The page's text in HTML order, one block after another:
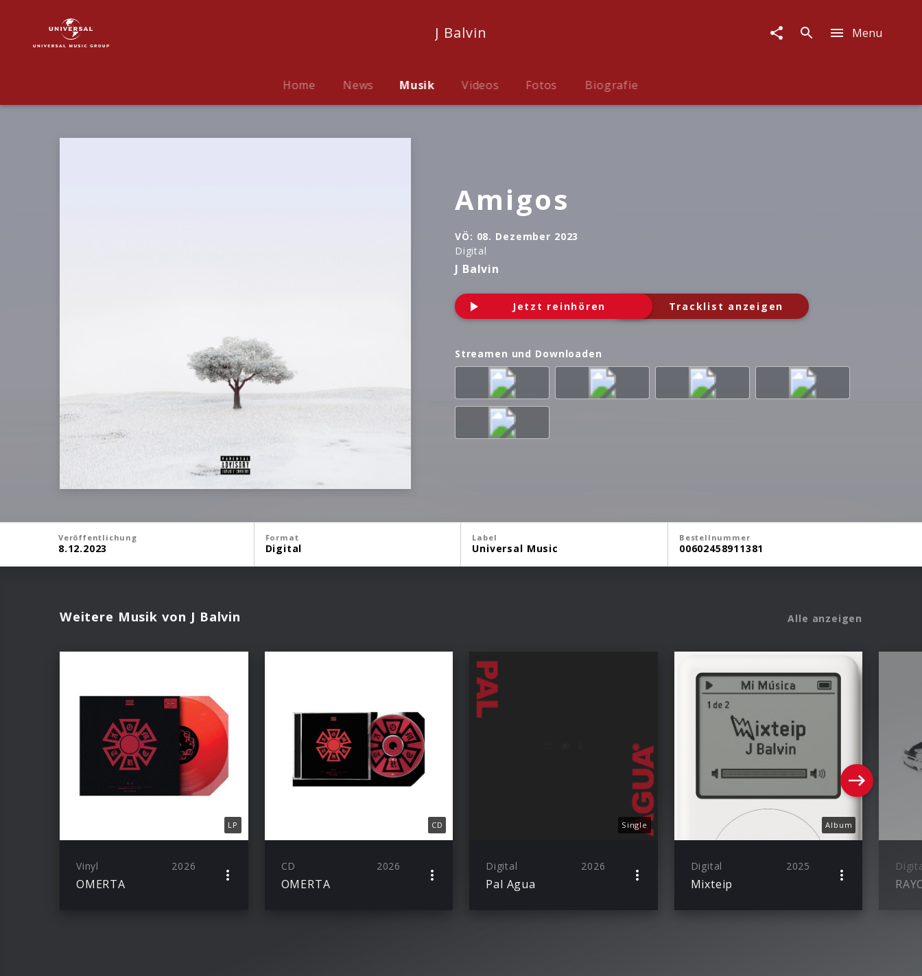
J Balvin Menu
Home News Musik Videos Fotos Biografie
Amigos
VÖ: 08. Dezember 2023
Digital
J Balvin
Jetzt reinhören Tracklist anzeigen
Streamen und Downloaden
Veröffentlichung
8.12.2023
Format
Digital
Label
Universal Music
Bestellnummer
00602458911381
Weitere Musik von J Balvin Alle anzeigen
LP
Vinyl 2026
OMERTA
CD
CD 2026
OMERTA
Single
Digital 2026
Pal Agua
Album
Digital 2025
Mixteip